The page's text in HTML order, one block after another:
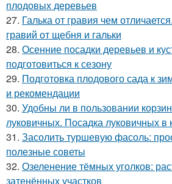
плодовых деревьев
27. Галька от гравия чем
гравий от щебня и гальки
28. Осенние посадки деревьев и
подготовиться к сезону
29. Подготовка плодового сада к
и рекомендации
30. Удобны ли в пользовании
луковичных. Посадка луковичных в
31. Засолить туршевую фасоль:
полезные советы
32. Озеленение тёмных уголков:
затенённых участков